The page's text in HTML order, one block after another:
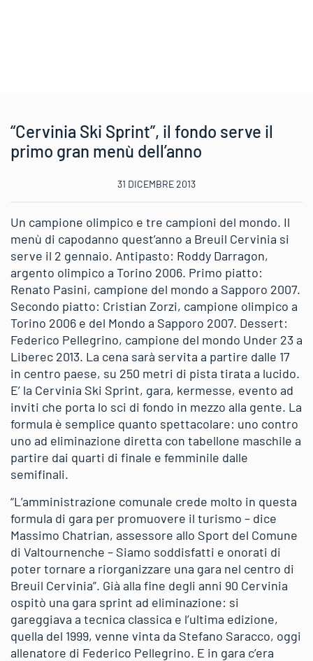
“Cervinia Ski Sprint”, il fondo serve il
primo gran menù dell’anno
31 DICEMBRE 2013
Un campione olimpico e tre campioni del mondo. Il
menù di capodanno quest’anno a Breuil Cervinia si
serve il 2 gennaio. Antipasto: Roddy Darragon,
argento olimpico a Torino 2006. Primo piatto:
Renato Pasini, campione del mondo a Sapporo 2007.
Secondo piatto: Cristian Zorzi, campione olimpico a
Torino 2006 e del Mondo a Sapporo 2007. Dessert:
Federico Pellegrino, campione del mondo Under 23 a
Liberec 2013. La cena sarà servita a partire dalle 17
in centro paese, su 250 metri di pista tirata a lucido.
E’ la Cervinia Ski Sprint, gara, kermesse, evento ad
inviti che porta lo sci di fondo in mezzo alla gente. La
formula è semplice quanto spettacolare: uno contro
uno ad eliminazione diretta con tabellone maschile a
partire dai quarti di finale e femminile dalle
semifinali.
“L’amministrazione comunale crede molto in questa
formula di gara per promuovere il turismo – dice
Massimo Chatrian, assessore allo Sport del Comune
di Valtournenche – Siamo soddisfatti e onorati di
poter tornare a riorganizzare una gara nel centro di
Breuil Cervinia”. Già alla fine degli anni 90 Cervinia
ospitò una gara sprint ad eliminazione: si
gareggiava a tecnica classica e l’ultima edizione,
quella del 1999, venne vinta da Stefano Saracco, oggi
allenatore di Federico Pellegrino. E in gara c’era